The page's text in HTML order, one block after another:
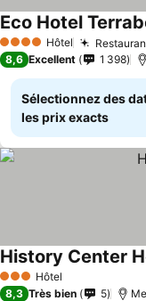
4 Étoiles Hôtel
Eco Hotel
8,6 Excellent 1 398
Sélectionnez des
les prix exacts
3 ÉtoilesHôtel
History Center
8,3 Très bien 5